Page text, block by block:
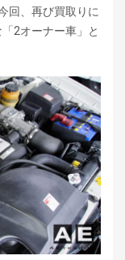
回、再び買取りに
2オーナー車」と